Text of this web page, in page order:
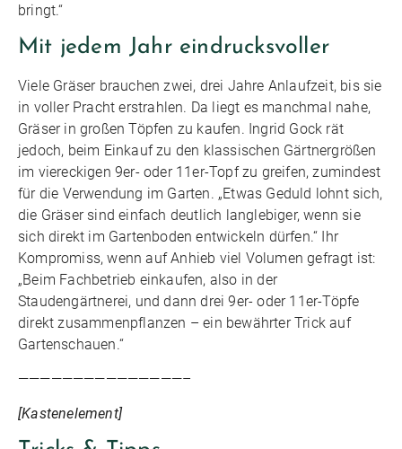
bringt.“
Mit jedem Jahr eindrucksvoller
Viele Gräser brauchen zwei, drei Jahre Anlaufzeit, bis sie
in voller Pracht erstrahlen. Da liegt es manchmal nahe,
Gräser in großen Töpfen zu kaufen. Ingrid Gock rät
jedoch, beim Einkauf zu den klassischen Gärtnergrößen
im viereckigen 9er- oder 11er-Topf zu greifen, zumindest
für die Verwendung im Garten. „Etwas Geduld lohnt sich,
die Gräser sind einfach deutlich langlebiger, wenn sie
sich direkt im Gartenboden entwickeln dürfen.“ Ihr
Kompromiss, wenn auf Anhieb viel Volumen gefragt ist:
„Beim Fachbetrieb einkaufen, also in der
Staudengärtnerei, und dann drei 9er- oder 11er-Töpfe
direkt zusammenpflanzen – ein bewährter Trick auf
Gartenschauen.“
———————————————–
[Kastenelement]